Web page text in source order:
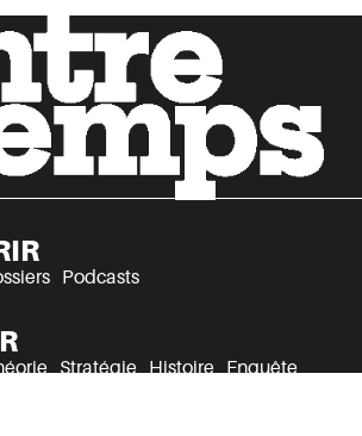
Podcasts
Stratégie Histoire Enquête